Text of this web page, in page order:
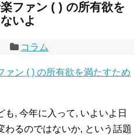
ファン ( ) の所有欲を
いよ
コラム
も, 今年に入って, いよいよ日
わるのではないか, という話題